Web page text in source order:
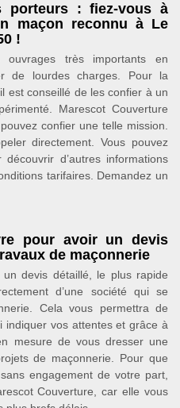
porteurs : fiez-vous à
maçon reconnu à Le
!
très importants en
de lourdes charges. Pour la
est conseillé de les confier à un
Marescot Couverture
confier une telle mission.
directement. Vous pouvez
d’autres informations
tarifaires. Demandez un
pour avoir un devis
de maçonnerie
devis détaillé, le plus rapide
d’une société qui se
Cela vous permettra de
indiquer vos attentes et grâce à
mesure de vous dresser une
de maçonnerie. Pour que
engagement de votre part,
Couverture, car elle vous